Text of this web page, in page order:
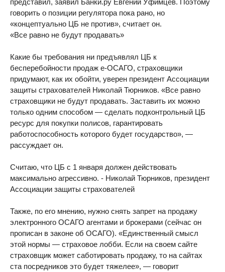
представил, заявил Банки.ру Евгений Уфимцев. Поэтому
говорить о позиции регулятора пока рано, но
«концептуально ЦБ не против», считает он.
«Все равно не будут продавать»
Какие бы требования ни предъявлял ЦБ к
бесперебойности продаж е-ОСАГО, страховщики
придумают, как их обойти, уверен президент Ассоциации
защиты страхователей Николай Тюрников. «Все равно
страховщики не будут продавать. Заставить их можно
только одним способом — сделать подконтрольный ЦБ
ресурс для покупки полисов, гарантировать
работоспособность которого будет государство», —
рассуждает он.
Считаю, что ЦБ с 1 января должен действовать
максимально агрессивно. - Николай Тюрников, президент
Ассоциации защиты страхователей
Также, по его мнению, нужно снять запрет на продажу
электронного ОСАГО агентами и брокерами (сейчас он
прописан в законе об ОСАГО). «Единственный смысл
этой нормы — страховое лобби. Если на своем сайте
страховщик может саботировать продажу, то на сайтах
ста посредников это будет тяжелее», — говорит